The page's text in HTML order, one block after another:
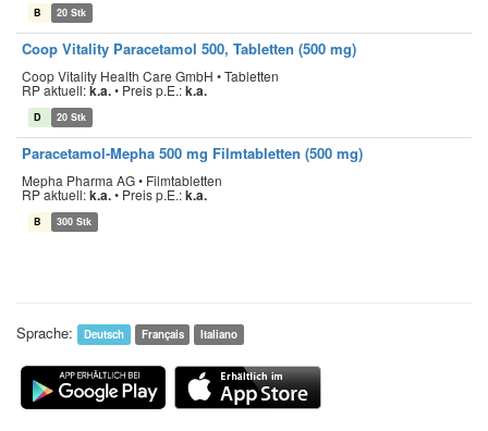
B 20 Stk
Coop Vitality Paracetamol 500, Tabletten (500 mg)
Coop Vitality Health Care GmbH • Tabletten
RP aktuell:k.a.• Preis p.E.:k.a.
D 20 Stk
Paracetamol-Mepha 500 mg Filmtabletten (500 mg)
Mepha Pharma AG • Filmtabletten
RP aktuell:k.a.• Preis p.E.:k.a.
B 300 Stk
Sprache: Deutsch Français Italiano